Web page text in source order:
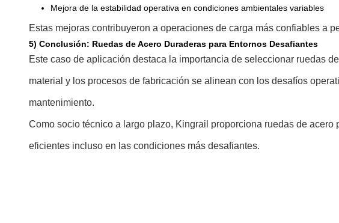
Mejora de la estabilidad operativa en condiciones ambientales variables
Estas mejoras contribuyeron a operaciones de carga más confiables a
5) Conclusión: Ruedas de Acero Duraderas para Entornos Desafiantes
Este caso de aplicación destaca la importancia de seleccionar ruedas
material y los procesos de fabricación se alinean con los desafíos
mantenimiento.
Como socio técnico a largo plazo, Kingrail proporciona ruedas de
eficientes incluso en las condiciones más desafiantes.